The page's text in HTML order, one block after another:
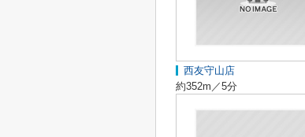
西友守山店
約352m／5分